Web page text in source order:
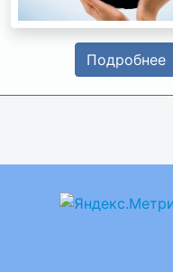
Подробнее